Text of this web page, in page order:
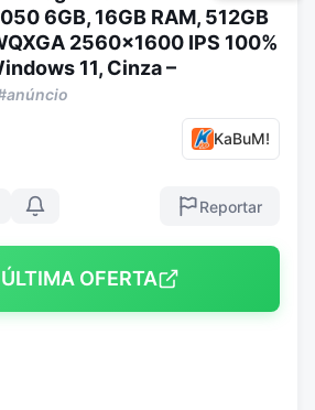
6GB, 16GB RAM, 512GB
2560×1600 IPS 100%
11, Cinza –
KaBuM!
Reportar
OFERTA